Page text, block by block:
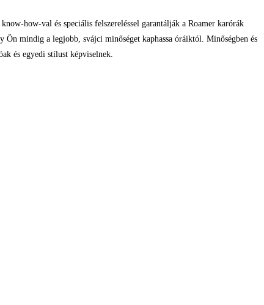
how-val és speciális felszereléssel garantálják a Roamer karórák
Ön mindig a legjobb, svájci minőséget kaphassa óráiktól. Minőségben és
és egyedi stílust képviselnek.